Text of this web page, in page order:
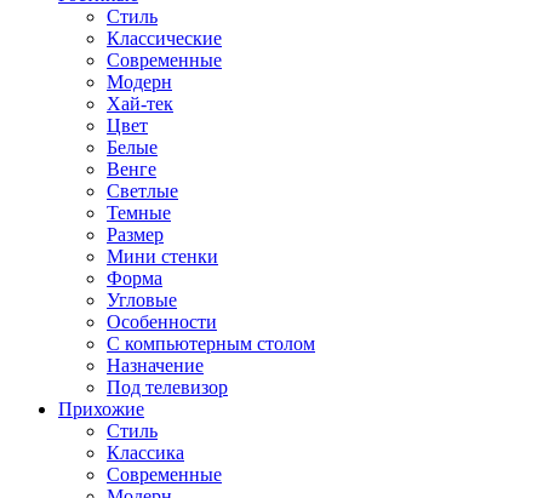
Стиль
Классические
Современные
Модерн
Хай-тек
Цвет
Белые
Венге
Светлые
Темные
Размер
Мини стенки
Форма
Угловые
Особенности
С компьютерным столом
Назначение
Под телевизор
Прихожие
Стиль
Классика
Современные